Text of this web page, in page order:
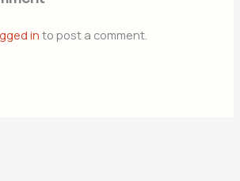
in to post a comment.